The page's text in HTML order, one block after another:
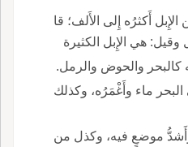
أَكثرُه إِلى الأَلف؛ قا
وقيل: هي الإِبل الكثيرة
والحوض والرمل.
ماء وأَغْمَرُه، وكذلك
موضعٍ فيه، وكذل من